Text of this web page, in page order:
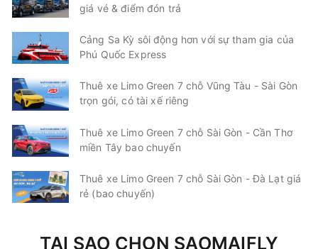
giá vé & điểm đón trả
Cảng Sa Kỳ sôi động hơn với sự tham gia của
Phú Quốc Express
Thuê xe Limo Green 7 chỗ Vũng Tàu - Sài Gòn
trọn gói, có tài xế riêng
Thuê xe Limo Green 7 chỗ Sài Gòn - Cần Thơ
miền Tây bao chuyến
Thuê xe Limo Green 7 chỗ Sài Gòn - Đà Lạt giá
rẻ (bao chuyến)
TẠI SAO CHỌN SAOMAIFLY